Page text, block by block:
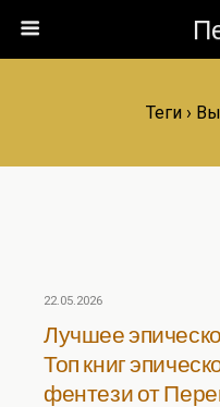
Теги ›
22.05.2026
Лучшее
Топ книг
фентези от